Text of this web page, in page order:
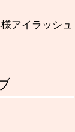
アイラッシュ